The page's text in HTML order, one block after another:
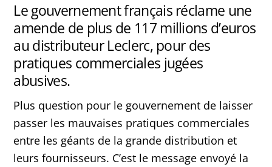
Le gouvernement français réclame une
amende de plus de 117 millions d’euros
au distributeur Leclerc, pour des
pratiques commerciales jugées
abusives.
Plus question pour le gouvernement de laisser
passer les mauvaises pratiques commerciales
entre les géants de la grande distribution et
leurs fournisseurs. C’est le message envoyé la